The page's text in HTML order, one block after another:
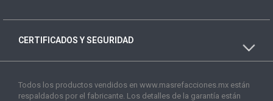
CERTIFICADOS Y SEGURIDAD
Todos los productos vendidos en www.masrefacciones.mx están
respaldados por el fabricante. Los detalles de la garantía están